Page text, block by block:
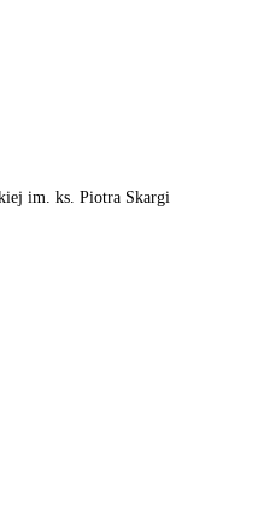
im. ks. Piotra Skargi